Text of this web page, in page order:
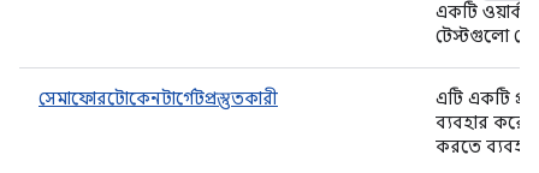
একটি ওয়ার্ক
টেস্টগুলো
সেমাফোরটোকেনটার্গেটপ্রস্তুতকারী
এটি একটি
ব্যবহার করে
করতে